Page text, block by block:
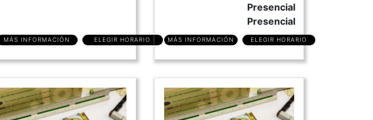
MÁS INFORMACIÓN ELEGIR HORARIO
Presencial
Presencial
MÁS INFORMACIÓN ELEGIR HORARIO